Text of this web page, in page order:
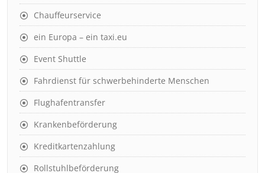
Chauffeurservice
ein Europa – ein taxi.eu
Event Shuttle
Fahrdienst für schwerbehinderte Menschen
Flughafentransfer
Krankenbeförderung
Kreditkartenzahlung
Rollstuhlbeförderung